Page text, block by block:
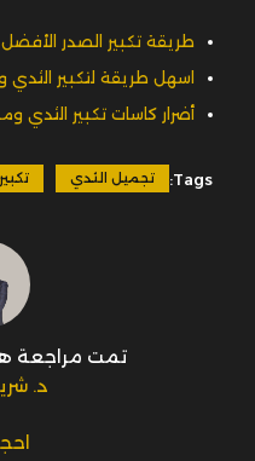
طريقة تكبير الصدر
اسهل طريقة لتكبير الثدي
أضرار كاسات تكبير الثدي
Tags: تجميل الثدي
تمت مراجعة
د.